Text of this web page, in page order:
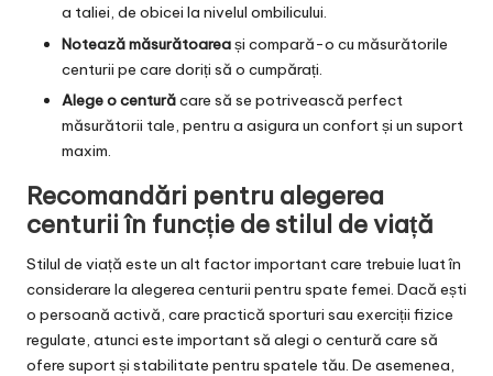
a taliei, de obicei la nivelul ombilicului.
Notează măsurătoareași compară-o cu măsurătorile
centurii pe care doriți să o cumpărați.
Alege o centurăcare să se potrivească perfect
măsurătorii tale, pentru a asigura un confort și un suport
maxim.
Recomandări pentru alegerea
centurii în funcție de stilul de viață
Stilul de viață este un alt factor important care trebuie luat în
considerare la alegerea centurii pentru spate femei. Dacă ești
o persoană activă, care practică sporturi sau exerciții fizice
regulate, atunci este important să alegi o centură care să
ofere suport și stabilitate pentru spatele tău. De asemenea,